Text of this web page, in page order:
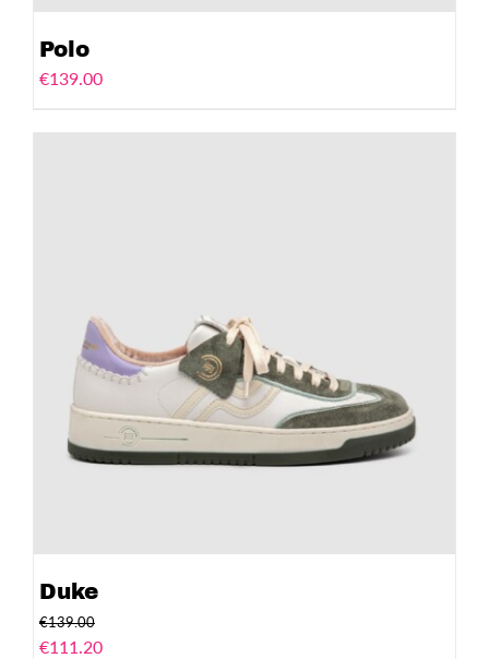
Polo
€139.00
Duke
€139.00
€111.20